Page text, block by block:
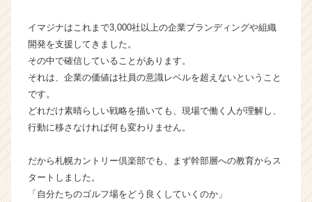
社
イ
マ
ジ
の
イ
ラ
ン】
イマジナはこれまで3,000社以上の企業ブランディングや組織
開発を支援してきました。
その中で確信していることがあります。
それは、企業の価値は社員の意識レベルを超えないということ
です。
どれだけ素晴らしい戦略を描いても、現場で働く人が理解し、
行動に移さなければ何も変わりません。
だから札幌カントリー倶楽部でも、まず幹部層への教育からス
タートしました。
「自分たちのゴルフ場をどう良くしていくのか」